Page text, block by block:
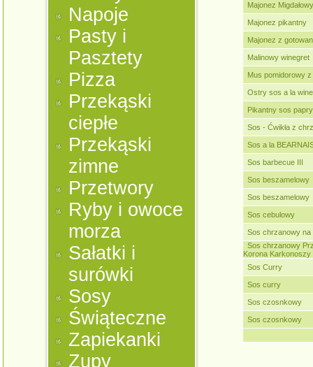
Napoje
Pasty i
Pasztety
Pizza
Przekąski
ciepłe
Przekąski
zimne
Przetwory
Ryby i owoce
morza
Sałatki i
surówki
Sosy
Świąteczne
Zapiekanki
Zupy
Majonez Migdałowy
Majonez pikantny
Majonez z
Malinowy winegret
Mus pomidorowy
Ostry sos a la
Pikantny sos
Sos - Ćwikła z
Sos a la
Sos barbecue III
Sos beszamelowy
Sos beszamelowy
Sos cebulowy
Sos chrzanowy na
Sos chrzanowy
Korona Karkonoszy
Sos Curry
Sos curry
Sos czosnkowy
Sos czosnkowy